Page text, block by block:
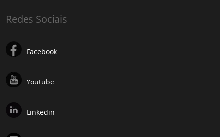
Redes Sociais
Facebook
Youtube
Linkedin